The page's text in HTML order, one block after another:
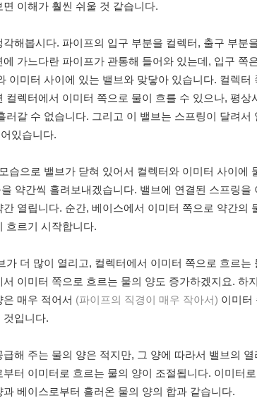
이해가 훨씬 쉬울 것 같습니다.
해봅시다. 파이프의 입구 부분을 컬렉터, 출구 부분
가느다란 파이프가 관통해 들어와 있는데, 입구 쪽
이미터 사이에 있는 밸브와 맞닿아 있습니다. 컬렉터
컬렉터에서 이미터 쪽으로 물이 흐를 수 있으나, 평상
갈 수 없습니다. 그리고 이 밸브는 스프링이 달려서
있습니다.
습으로 밸브가 닫혀 있어서 컬렉터와 이미터 사이에
약간씩 흘려보내겠습니다. 밸브에 연결된 스프링을
열립니다. 순간, 베이스에서 이미터 쪽으로 약간의
흐르기 시작합니다.
가 더 많이 열리고, 컬렉터에서 이미터 쪽으로 흐르는
이미터 쪽으로 흐르는 물의 양도 증가하겠지요. 하
매우 적어서 (파이프의 직경이 매우 작아서) 이미터
것입니다.
해 주는 물의 양은 적지만, 그 양에 따라서 밸브의 열
터 이미터로 흐르는 물의 양이 조절됩니다. 이미터
베이스로부터 흘러온 물의 양의 합과 같습니다.